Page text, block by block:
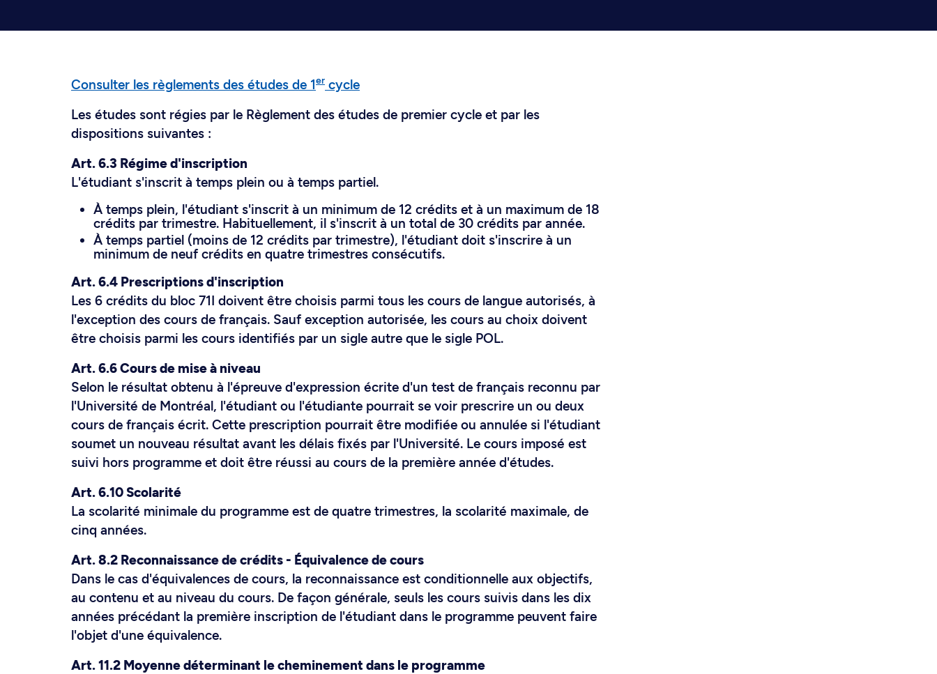
Consulter les règlements des études de 1er cycle
Les études sont régies par le Règlement des études de premier cycle et par les
dispositions suivantes :
Art. 6.3 Régime d'inscription
L'étudiant s'inscrit à temps plein ou à temps partiel.
À temps plein, l'étudiant s'inscrit à un minimum de 12 crédits et à un maximum de 18
crédits par trimestre. Habituellement, il s'inscrit à un total de 30 crédits par année.
À temps partiel (moins de 12 crédits par trimestre), l'étudiant doit s'inscrire à un
minimum de neuf crédits en quatre trimestres consécutifs.
Art. 6.4 Prescriptions d'inscription
Les 6 crédits du bloc 71I doivent être choisis parmi tous les cours de langue autorisés, à
l'exception des cours de français. Sauf exception autorisée, les cours au choix doivent
être choisis parmi les cours identifiés par un sigle autre que le sigle POL.
Art. 6.6 Cours de mise à niveau
Selon le résultat obtenu à l'épreuve d'expression écrite d'un test de français reconnu par
l'Université de Montréal, l'étudiant ou l'étudiante pourrait se voir prescrire un ou deux
cours de français écrit. Cette prescription pourrait être modifiée ou annulée si l'étudiant
soumet un nouveau résultat avant les délais fixés par l'Université. Le cours imposé est
suivi hors programme et doit être réussi au cours de la première année d'études.
Art. 6.10 Scolarité
La scolarité minimale du programme est de quatre trimestres, la scolarité maximale, de
cinq années.
Art. 8.2 Reconnaissance de crédits - Équivalence de cours
Dans le cas d'équivalences de cours, la reconnaissance est conditionnelle aux objectifs,
au contenu et au niveau du cours. De façon générale, seuls les cours suivis dans les dix
années précédant la première inscription de l'étudiant dans le programme peuvent faire
l'objet d'une équivalence.
Art. 11.2 Moyenne déterminant le cheminement dans le programme